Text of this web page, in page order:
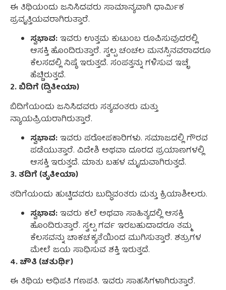
ಈ ತಿಥಿಯಂದು ಜನಿಸಿದವರು ಸಾಮಾನ್ಯವಾಗಿ ಧಾರ್ಮಿಕ
ಪ್ರವೃತ್ತಿಯವರಾಗಿರುತ್ತಾರೆ.
ಸ್ವಭಾವ: ಇವರು ಉತ್ತಮ ಕುಟುಂಬ ರೂಪಿಸುವುದರಲ್ಲಿ
ಆಸಕ್ತಿ ಹೊಂದಿರುತ್ತಾರೆ. ಸ್ವಲ್ಪ ಚಂಚಲ ಮನಸ್ಸಿನವರಾದರೂ
ಕೆಲಸದಲ್ಲಿ ನಿಷ್ಠೆ ಇರುತ್ತದೆ. ಸಂಪತ್ತನ್ನು ಗಳಿಸುವ ಇಚ್ಛೆ
ಹೆಚ್ಚಿರುತ್ತದೆ.
2. ಬಿದಿಗೆ (ದ್ವಿತೀಯಾ)
ಬಿದಿಗೆಯಂದು ಜನಿಸಿದವರು ಸತ್ಯವಂತರು ಮತ್ತು
ನ್ಯಾಯಪ್ರಿಯರಾಗಿರುತ್ತಾರೆ.
ಸ್ವಭಾವ: ಇವರು ಪರೋಪಕಾರಿಗಳು. ಸಮಾಜದಲ್ಲಿ ಗೌರವ
ಪಡೆಯುತ್ತಾರೆ. ವಿದೇಶಿ ಅಥವಾ ದೂರದ ಪ್ರಯಾಣಗಳಲ್ಲಿ
ಆಸಕ್ತಿ ಇರುತ್ತದೆ. ಮಾತು ಬಹಳ ಮೃದುವಾಗಿರುತ್ತದೆ.
3. ತದಿಗೆ (ತೃತೀಯಾ)
ತದಿಗೆಯಂದು ಹುಟ್ಟಿದವರು ಬುದ್ಧಿವಂತರು ಮತ್ತು ಕ್ರಿಯಾಶೀಲರು.
ಸ್ವಭಾವ: ಇವರು ಕಲೆ ಅಥವಾ ಸಾಹಿತ್ಯದಲ್ಲಿ ಆಸಕ್ತಿ
ಹೊಂದಿರುತ್ತಾರೆ. ಸ್ವಲ್ಪ ಗರ್ವ ಇರಬಹುದಾದರೂ ತಮ್ಮ
ಕೆಲಸವನ್ನು ಚಾಕಚಕ್ಯತೆಯಿಂದ ಮುಗಿಸುತ್ತಾರೆ. ಶತ್ರುಗಳ
ಮೇಲೆ ಜಯ ಸಾಧಿಸುವ ಶಕ್ತಿ ಇರುತ್ತದೆ.
4. ಚೌತಿ (ಚತುರ್ಥಿ)
ಈ ತಿಥಿಯ ಅಧಿಪತಿ ಗಣಪತಿ. ಇವರು ಸಾಹಸಿಗಳಾಗಿರುತ್ತಾರೆ.